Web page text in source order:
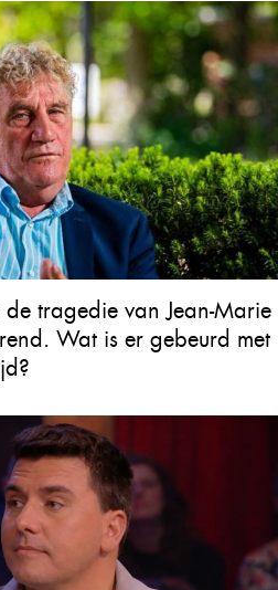
tragedie van Jean-Marie
Wat is er gebeurd met